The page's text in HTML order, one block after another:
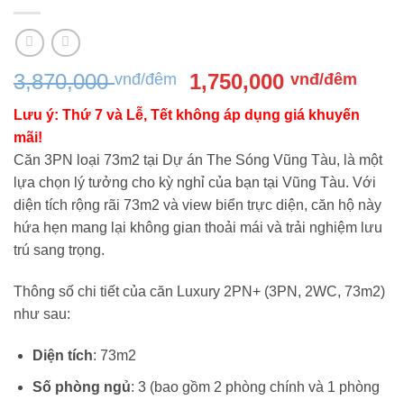
3,870,000vnđ/đêm
Giá
gốc
là:
đêm.
1,750,000vnđ/đêm
tại
Lưu ý: Thứ 7 và Lễ, Tết không áp dụng giá khuyến
mãi!
Căn 3PN loại 73m2 tại Dự án The Sóng Vũng Tàu, là một
lựa chọn lý tưởng cho kỳ nghỉ của bạn tại Vũng Tàu. Với
diện tích rộng rãi 73m2 và view biển trực diện, căn hộ này
hứa hẹn mang lại không gian thoải mái và trải nghiệm lưu
trú sang trọng.
Thông số chi tiết của căn Luxury 2PN+ (3PN, 2WC, 73m2)
như sau:
Diện tích: 73m2
Số phòng ngủ: 3 (bao gồm 2 phòng chính và 1 phòng